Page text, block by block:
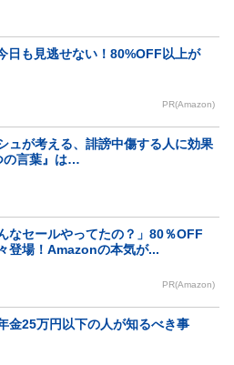
日も見逃せない！80%OFF以上が
PR(Amazon)
ュが考える、誹謗中傷する人に効果
の言葉』は…
なセールやってたの？」80％OFF
登場！Amazonの本気が...
PR(Amazon)
金25万円以下の人が知るべき事